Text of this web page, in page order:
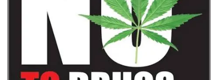
Presiden Republik
Indonesia, seluruh
program pemerintah akan
dapat berjalan secara
maksimal apabila seluruh
unsur penegak hukum
mampu menjaga
kekompakan, membangun